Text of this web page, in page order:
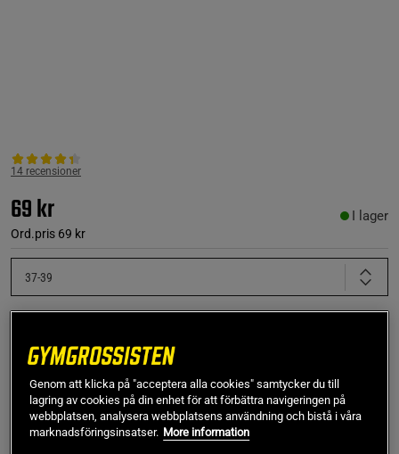
14 recensioner
69 kr
Ord.pris 69 kr
I lager
37-39
Fri frakt över 499 kr Fri retur 14 dagars ångerrätt
Genom att klicka på "acceptera alla cookies" samtycker du till
lagring av cookies på din enhet för att förbättra navigeringen på
webbplatsen, analysera webbplatsens användning och bistå i våra
marknadsföringsinsatser. More information